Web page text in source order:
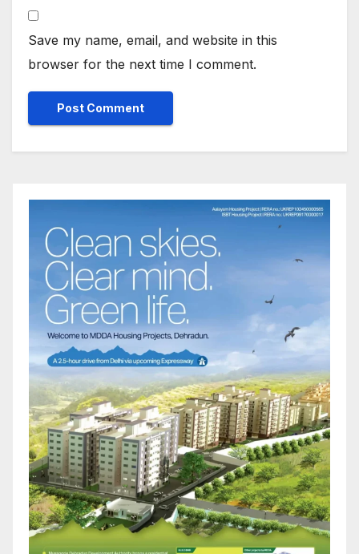
Save my name, email, and website in this
browser for the next time I comment.